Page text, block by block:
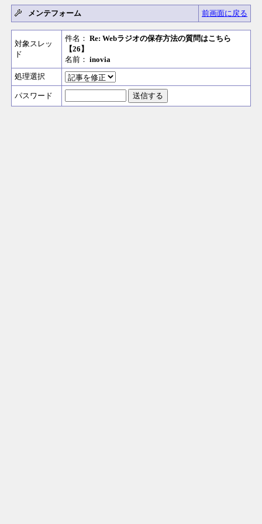
メンテフォーム 前画面に戻る
対象スレッ
ド
件名： Re: Webラジオの保存方法の質問はこちら
【26】
名前： inovia
処理選択
パスワード